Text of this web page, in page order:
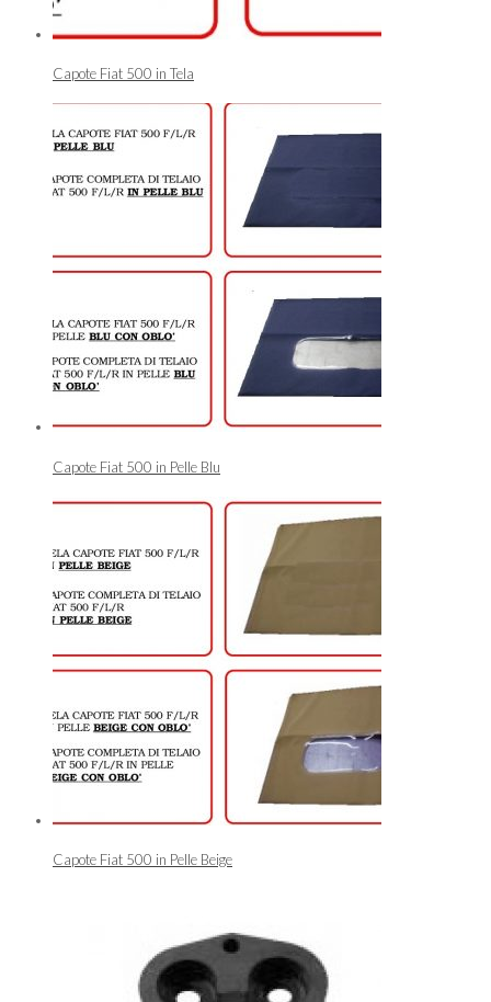
Capote Fiat 500 in Tela
Capote Fiat 500 in Pelle Blu
Capote Fiat 500 in Pelle Beige